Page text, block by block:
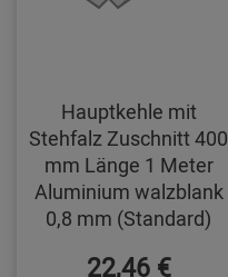
Hauptkehle mit
Stehfalz Zuschnitt 400
mm Länge 1 Meter
Aluminium walzblank
0,8 mm (Standard)
22,46 €